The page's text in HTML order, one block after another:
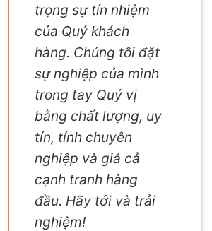
trọng sự tín nhiệm
của Quý khách
hàng. Chúng tôi đặt
sự nghiệp của mình
trong tay Quý vị
bằng chất lượng, uy
tín, tính chuyên
nghiệp và giá cả
cạnh tranh hàng
đầu. Hãy tới và trải
nghiệm!